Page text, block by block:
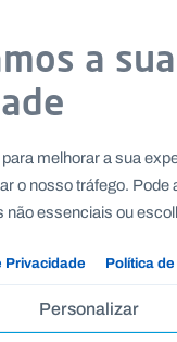
Salesianos
a sua
melhorar a sua
o nosso tráfego. Pode
essenciais ou
Privacidade Política
Personalizar